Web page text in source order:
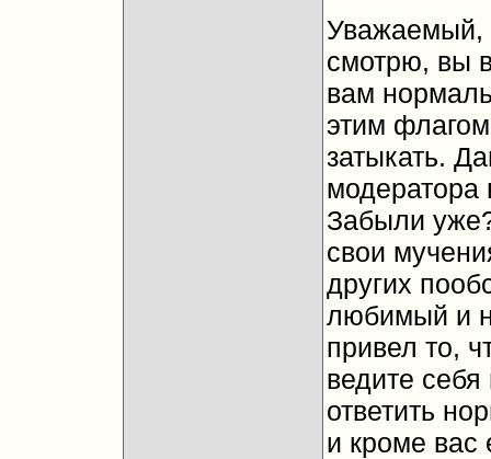
Уважаемый,
смотрю, вы
вам
этим
затыкать.
Забыли
свои
других
любимый и
привел то,
ведите
ответить
и кроме вас